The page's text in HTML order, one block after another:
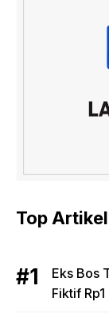
Top Artikel
Eks Bos
Fiktif